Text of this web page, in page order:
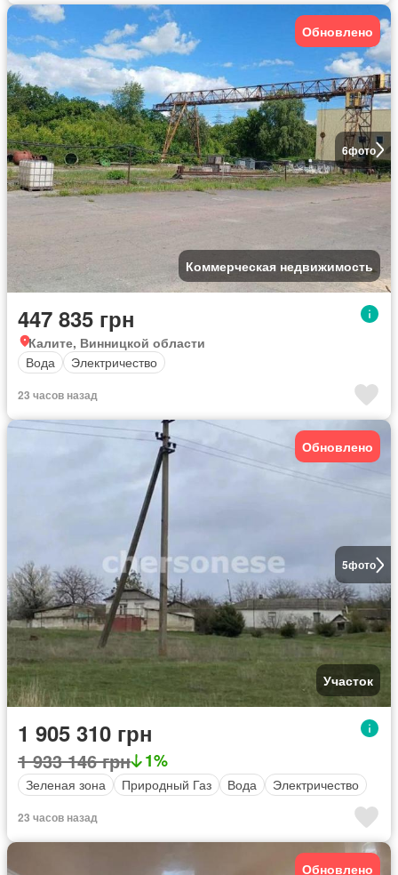
6фото
Обновлено
Коммерческая недвижимость
447 835 грн
Калите, Винницкой области
Вода
Электричество
23 часов назад
5фото
Обновлено
Участок
1 905 310 грн
1 933 146 грн 1%
Зеленая зона Природный Газ Вода Электричество
23 часов назад
Обновлено